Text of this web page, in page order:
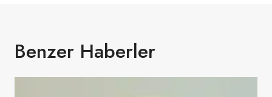
Benzer Haberler